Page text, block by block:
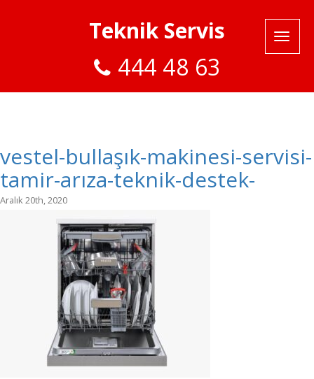
Teknik Servis
444 48 63
vestel-bullaşık-makinesi-servisi-
tamir-arıza-teknik-destek-
Aralık 20th, 2020